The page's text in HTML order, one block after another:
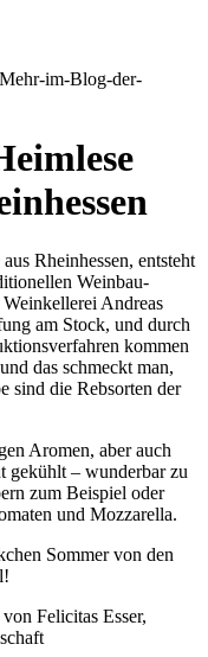
Rheinhessen, entsteht
Weinbau-
Andreas
am Stock, und durch
kommen
das schmeckt man,
sind die Rebsorten der
Aromen, aber auch
gekühlt – wunderbar zu
zum Beispiel oder
und Mozzarella.
Sommer von den
Felicitas Esser,